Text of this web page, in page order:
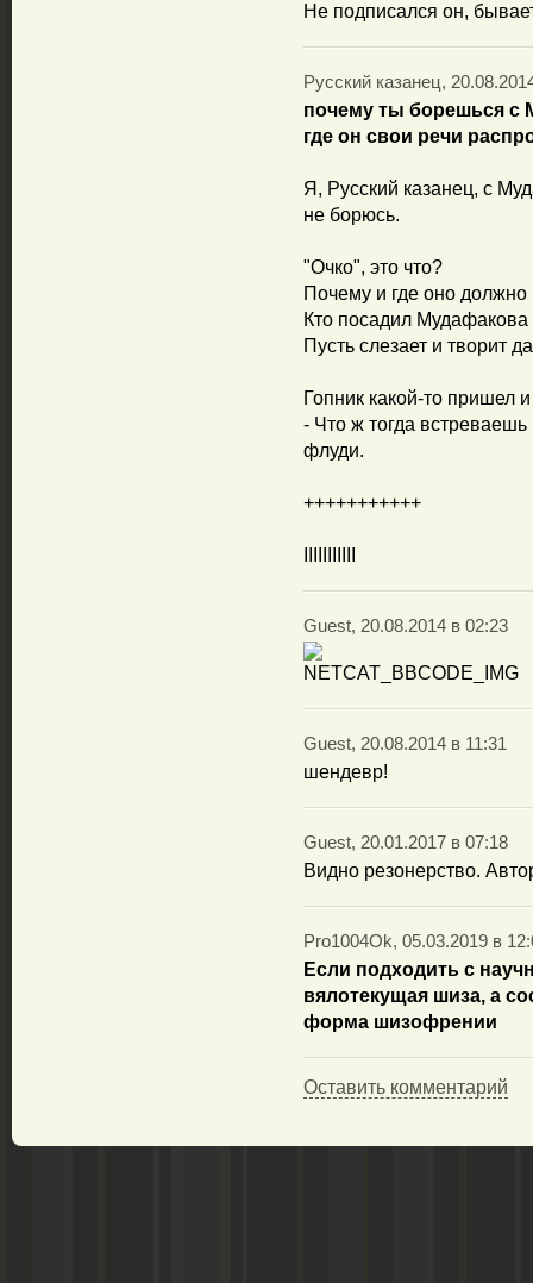
Не подписался он,
Русский казанец,
почему ты борешься с
где он свои речи
Я, Русский казанец, с
не борюсь.
"Очко", это что?
Почему и где оно должно
Кто посадил Мудафакова
Пусть слезает и творит
Гопник какой-то пришел
- Что ж тогда
флуди.
+++++++++++
Guest, 20.08.2014 в 02:23
Guest, 20.08.2014 в 11:31
шендевр!
Guest, 20.01.2017 в 07:18
Видно резонерство.
Pro1004Ok, 05.03.2019 в
Если подходить с
вялотекущая шиза, а
форма шизофрении
Оставить комментарий